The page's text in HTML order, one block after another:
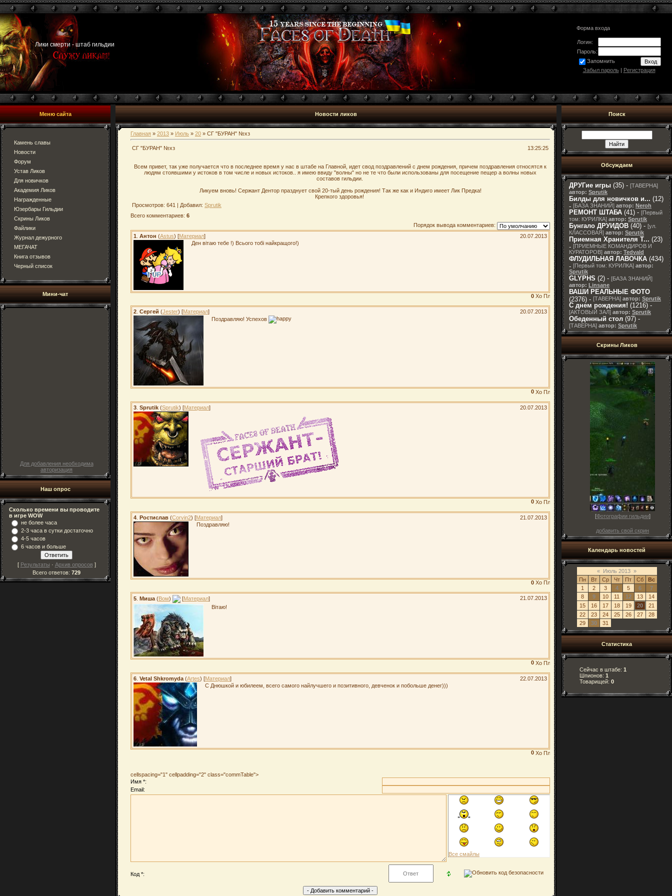
Лики смерти - штаб гильдии
Форма входа
Логин:
Пароль:
Запомнить
Забыл пароль| Регистрация
Меню сайта
Камень славы
Новости
Форум
Устав Ликов
Для новичков
Академия Ликов
Награжденные
Юзербары Гильдии
Скрины Ликов
Файлики
Журнал дежурного
МЕГАЧАТ
Книга отзывов
Черный список
Мини-чат
Для добавления необходима
авторизация
Наш опрос
Сколько времени вы проводите
в игре WOW
не более часа
2-3 часа в сутки достаточно
4-5 часов
6 часов и больше
[ Результаты · Архив опросов ]
Всего ответов: 729
Новости ликов
Главная » 2013 » Июль » 20 » СГ "БУРАН" №хз
СГ "БУРАН" №хз 13:25:25
Всем привет, так уже получается что в последнее время у нас в штабе на Главной, идет свод поздравлений с днем рождения, причем поздравления относятся к
людям стоявшими у истоков в том числе и новых истоков.. я имею ввиду "волны" но не те что были использованы для посещение пещер а волны новых
составов гильдии.
Ликуем вновь! Сержант Дентор празднует свой 20-тый день рождения! Так же как и Индиго имеет Лик Предка!
Крепкого здоровья!
Просмотров: 641 | Добавил: Sprutik
Всего комментариев: 6
Порядок вывода комментариев:
20.07.2013
1 Антон (Astus) [Материал]
Ден вітаю тебе !) Всього тобі найкращого!)
0
20.07.2013
2 Сергей (Jester) [Материал]
Поздравляю! Успехов
0
20.07.2013
3 Sprutik (Sprutik) [Материал]
0
21.07.2013
4 Ростислав (Corvin2) [Материал]
Поздравляю!
0
21.07.2013
5 Миша (Вом) [Материал]
Вітаю!
0
22.07.2013
6 Vetal Shkromyda (Artes) [Материал]
С Днюшкой и юбилеем, всего самого найлучшего и позитивного, девченок и побольше денег)))
0
cellspacing="1" cellpadding="2" class="commTable">
Имя *:
Email:
Все смайлы
Код *:
Поиск
Обсуждаем
ДРУГие игры (35) - [ТАВЕРНА]
автор: Sprutik
Билды для новичков и... (12)
- [БАЗА ЗНАНИЙ] автор: Neroh
РЕМОНТ ШТАБА (41) - [Первый
том: КУРИЛКА] автор: Sprutik
Бунгало ДРУИДОВ (40) - [ул.
КЛАССОВАЯ] автор: Sprutik
Приемная Хранителя T... (23)
- [ПРИЕМНЫЕ КОМАНДИРОВ И
КУРАТОРОВ] автор: Tedvald
ФЛУДИЛЬНАЯ ЛАВОЧКА (434)
- [Первый том: КУРИЛКА] автор:
Sprutik
GLYPHS (2) - [БАЗА ЗНАНИЙ]
автор: Linsane
ВАШИ РЕАЛЬНЫЕ ФОТО
(2376) - [ТАВЕРНА] автор: Sprutik
С днем рождения! (1216) -
[АКТОВЫЙ ЗАЛ] автор: Sprutik
Обеденный стол (97) -
[ТАВЕРНА] автор: Sprutik
Скрины Ликов
[Фотографии гильдии]
добавить свой скрин
Календарь новостей
« Июль 2013 »
Пн
Вт Ср Чт Пт Сб
Вс
1
2 3 4 5 6
7
8
9 10 11 12 13
14
15
16 17 18 19 20
21
22
23 24 25 26 27
28
29
30 31
Статистика
Сейчас в штабе: 1
Шпионов: 1
Товарищей: 0